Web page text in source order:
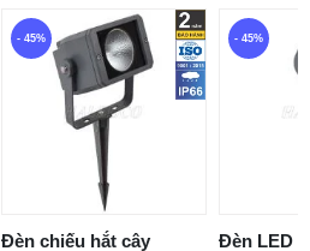
- 45%
Đèn chiếu hắt cây
- 45%
Đèn LED